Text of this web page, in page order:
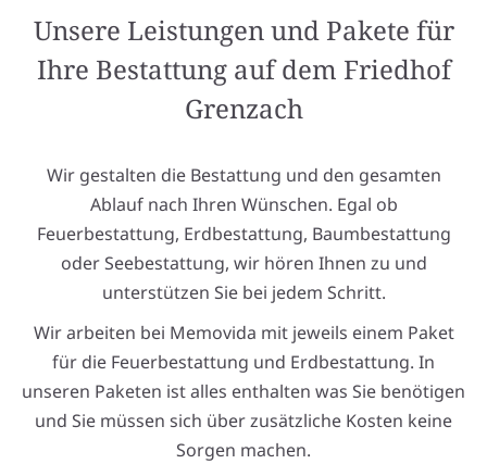
Unsere Leistungen und Pakete für
Ihre Bestattung auf dem Friedhof
Grenzach
Wir gestalten die Bestattung und den gesamten
Ablauf nach Ihren Wünschen. Egal ob
Feuerbestattung, Erdbestattung, Baumbestattung
oder Seebestattung, wir hören Ihnen zu und
unterstützen Sie bei jedem Schritt.
Wir arbeiten bei Memovida mit jeweils einem Paket
für die Feuerbestattung und Erdbestattung. In
unseren Paketen ist alles enthalten was Sie benötigen
und Sie müssen sich über zusätzliche Kosten keine
Sorgen machen.